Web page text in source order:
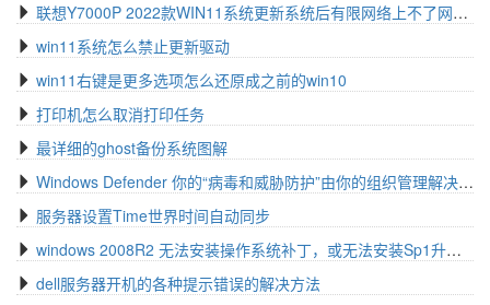
联想Y7000P 2022款WIN11系统更新系统后有限网络上不了网问题解决方案
win11系统怎么禁止更新驱动
win11右键是更多选项怎么还原成之前的win10
打印机怎么取消打印任务
最详细的ghost备份系统图解
Windows Defender 你的“病毒和威胁防护”由你的组织管理解决方法
服务器设置Time世界时间自动同步
windows 2008R2 无法安装操作系统补丁，或无法安装Sp1升级包的解决办法
dell服务器开机的各种提示错误的解决方法